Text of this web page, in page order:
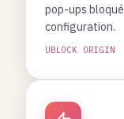
pop-ups
configuration.
UBLOCK ORIGIN